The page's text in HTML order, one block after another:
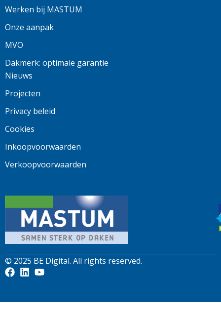
Werken bij MASTUM
Onze aanpak
MVO
Dakmerk: optimale garantie
Nieuws
Projecten
Privacy beleid
Cookies
Inkoopvoorwaarden
Verkoopvoorwaarden
© 2025 BE Digital. All rights reserved.